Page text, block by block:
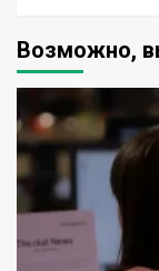
Возможно,